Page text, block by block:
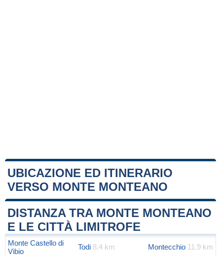
UBICAZIONE ED ITINERARIO
VERSO MONTE MONTEANO
+
−
Leaflet|Map data ©OpenStreetMap
DISTANZA TRA MONTE MONTEANO
E LE CITTÀ LIMITROFE
Monte Castello di
Vibio
Todi 8.4 km Montecchio 11.9 km